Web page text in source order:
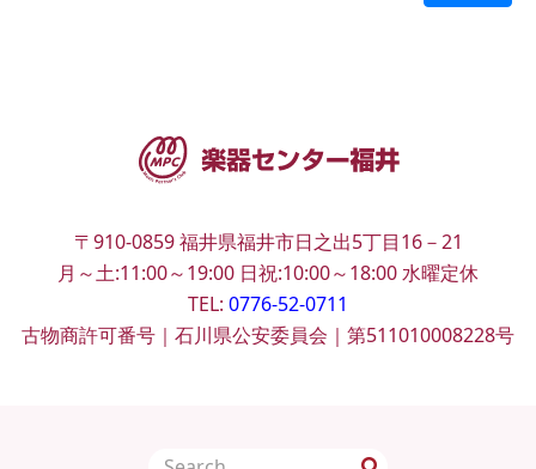
〒910-0859 福井県福井市日之出5丁目16－21
月～土:11:00～19:00 日祝:10:00～18:00水曜定休
TEL: 0776-52-0711
古物商許可番号｜石川県公安委員会｜第511010008228号